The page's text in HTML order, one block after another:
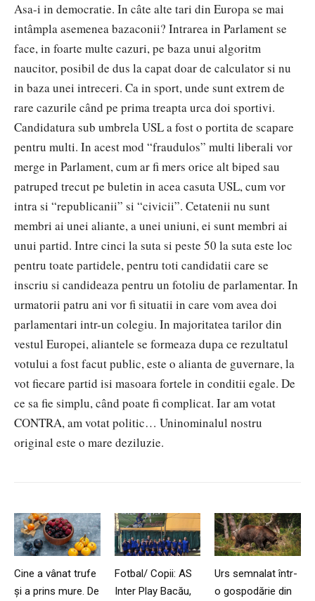
Asa-i in democratie. In câte alte tari din Europa se mai
intâmpla asemenea bazaconii? Intrarea in Parlament se
face, in foarte multe cazuri, pe baza unui algoritm
naucitor, posibil de dus la capat doar de calculator si nu
in baza unei intreceri. Ca in sport, unde sunt extrem de
rare cazurile când pe prima treapta urca doi sportivi.
Candidatura sub umbrela USL a fost o portita de scapare
pentru multi. In acest mod “fraudulos” multi liberali vor
merge in Parlament, cum ar fi mers orice alt biped sau
patruped trecut pe buletin in acea casuta USL, cum vor
intra si “republicanii” si “civicii”. Cetatenii nu sunt
membri ai unei aliante, a unei uniuni, ei sunt membri ai
unui partid. Intre cinci la suta si peste 50 la suta este loc
pentru toate partidele, pentru toti candidatii care se
inscriu si candideaza pentru un fotoliu de parlamentar. In
urmatorii patru ani vor fi situatii in care vom avea doi
parlamentari intr-un colegiu. In majoritatea tarilor din
vestul Europei, aliantele se formeaza dupa ce rezultatul
votului a fost facut public, este o alianta de guvernare, la
vot fiecare partid isi masoara fortele in conditii egale. De
ce sa fie simplu, când poate fi complicat. Iar am votat
CONTRA, am votat politic… Uninominalul nostru
original este o mare deziluzie.
Cine a vânat trufe
și a prins mure. De
Fotbal/ Copii: AS
Inter Play Bacău,
Urs semnalat într-
o gospodărie din